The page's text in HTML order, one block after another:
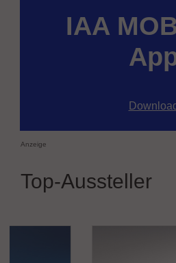
IAA
Anzeige
Top-Aussteller